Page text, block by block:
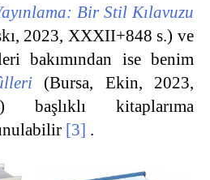
Bir Stil Kılavuzu
2023, XXXII+848 s.) ve
bakımından ise benim
(Bursa, Ekin, 2023,
başlıklı kitaplarıma
[3] .